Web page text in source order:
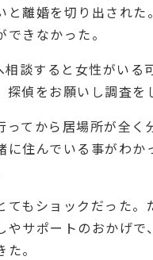
と離婚を切り出された
きなかった。
談すると女性がいる
偵をお願いし調査を
ってから居場所が全く
に住んでいる事がわか
てもショックだった。
やサポートのおかげで
。